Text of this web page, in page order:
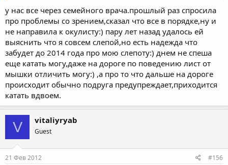
у нас все через семейного врача.прошлый раз спросила
про проблемы со зрением,сказал что все в порядке,ну и
не направила к окулисту:) пару лет назад удалось ей
выяснить что я совсем слепой,но есть надежда что
забудет до 2014 года про мою слепоту:) днем не спеша
еще катать могу,даже на дороге по поведению лист от
мышки отличить могу:) ,а про то что дальше на дороге
происходит обычно подруга предупреждает,приходится
катать вдвоем.
V vitaliyryab
Guest
21 Фев 2012 #156